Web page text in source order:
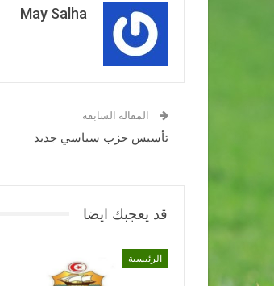
May Salha
المقالة السابقة
تأسيس حزب سياسي جديد
قد يعجبك ايضا
الرئيسية